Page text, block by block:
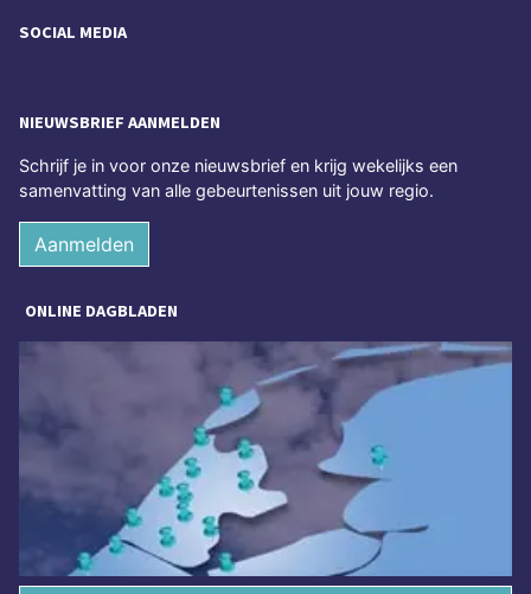
SOCIAL MEDIA
NIEUWSBRIEF AANMELDEN
Schrijf je in voor onze nieuwsbrief en krijg wekelijks een
samenvatting van alle gebeurtenissen uit jouw regio.
Aanmelden
ONLINE DAGBLADEN